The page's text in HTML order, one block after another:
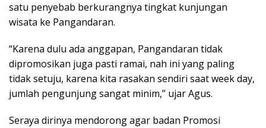
satu penyebab berkurangnya tingkat kunjungan
wisata ke Pangandaran.
“Karena dulu ada anggapan, Pangandaran tidak
dipromosikan juga pasti ramai, nah ini yang paling
tidak setuju, karena kita rasakan sendiri saat week day,
jumlah pengunjung sangat minim,” ujar Agus.
Seraya dirinya mendorong agar badan Promosi